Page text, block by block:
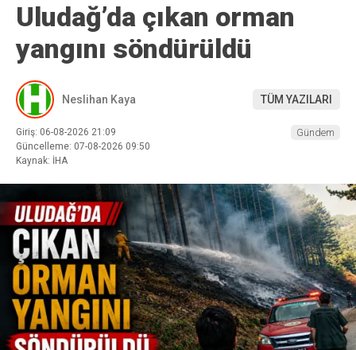
Uludağ’da çıkan orman
yangını söndürüldü
Neslihan Kaya TÜM YAZILARI
Giriş: 06-08-2026 21:09
Güncelleme: 07-08-2026 09:50
Kaynak: İHA
Gündem